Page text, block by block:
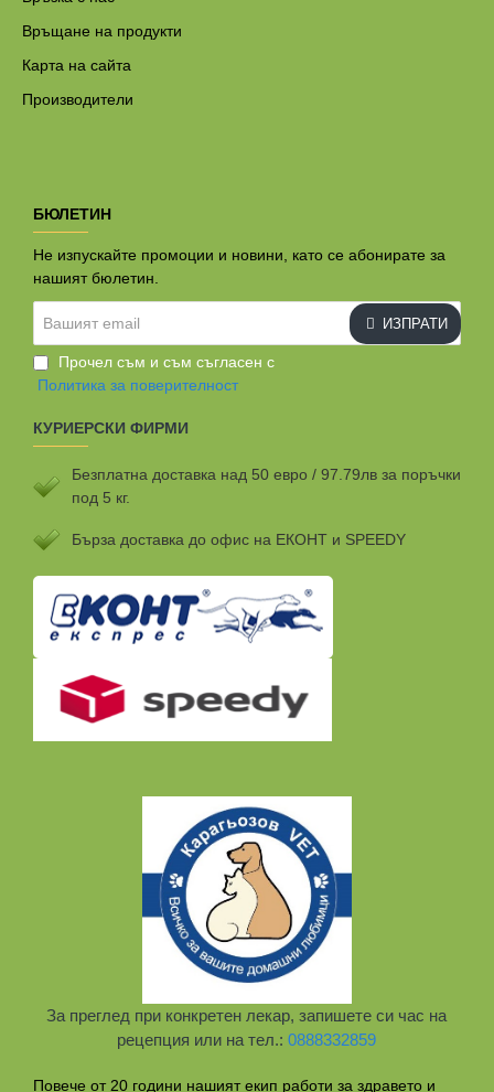
Връщане на продукти
Карта на сайта
Производители
БЮЛЕТИН
Не изпускайте промоции и новини, като се абонирате за
нашият бюлетин.
email
ИЗПРАТИ
Прочел съм и съм съгласен с
Политика за поверителност
КУРИЕРСКИ ФИРМИ
Безплатна доставка над 50 евро / 97.79лв за поръчки
под 5 кг.
Бързa доставка до офис на ЕКОНТ и SPEEDY
За преглед при конкретен лекар, запишете си час на
рецепция или на тел.:0888332859
Повече от 20 години нашият екип работи за здравето и